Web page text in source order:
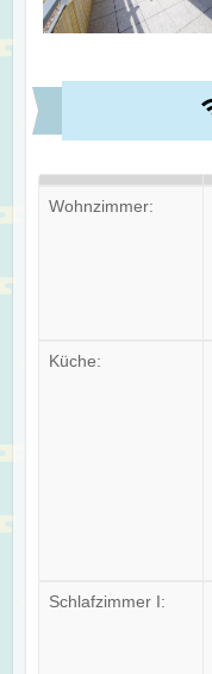
Wohnzimmer:
Küche:
Schlafzimmer I: